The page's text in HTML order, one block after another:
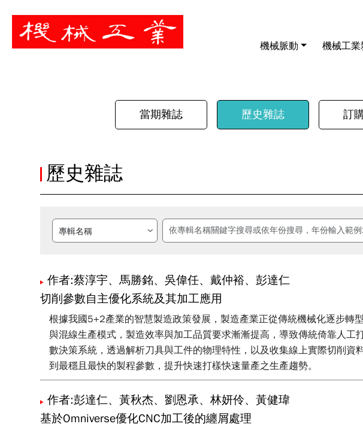
機械脈動 機械工業
暫停
當期雜誌 歷史雜誌 訂
歷史雜誌
作者:蔡淳宇、馬勝銘、吳偉任、戴仲裕、彭達仁
切削參數自主優化系統及其加工應用
根據我國5+2產業的智慧製造政策發展，製造產業正從傳統機械化逐步轉
與混線生產模式，製造效率與加工品質要求漸漸提高，導致傳統倚靠人
數決策系統，透過解析刀具與工件的物理特性，以及收集線上實際切削
到最穩且最快的製程參數，提升快速打樣快速量產之生產趨勢。
作者:彭達仁、黃秋杰、劉恩承、林妍伶、黃健瑋
基於Omniverse優化CNC加工後的纏屑處理